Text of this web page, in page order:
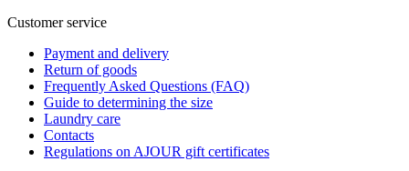
Customer service
Payment and delivery
Return of goods
Frequently Asked Questions (FAQ)
Guide to determining the size
Laundry care
Contacts
Regulations on AJOUR gift certificates